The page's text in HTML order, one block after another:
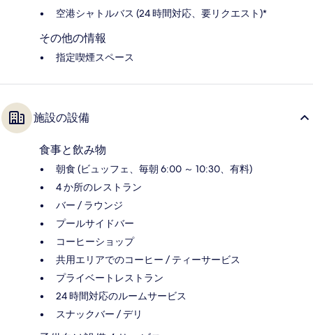
空港シャトルバス (24 時間対応、要リクエスト)*
その他の情報
指定喫煙スペース
施設の設備
食事と飲み物
朝食 (ビュッフェ、毎朝 6:00 ～ 10:30、有料)
4 か所のレストラン
バー / ラウンジ
プールサイドバー
コーヒーショップ
共用エリアでのコーヒー / ティーサービス
プライベートレストラン
24 時間対応のルームサービス
スナックバー / デリ